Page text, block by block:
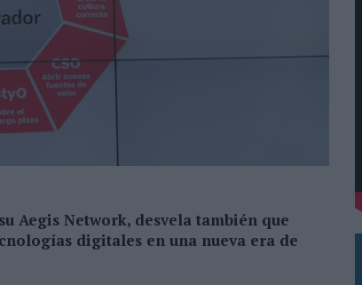
DE INCLUSIÓN
NUEVA CAMPAÑA GLOBAL DE MARCA
DEL FÚTBOL
EN SU ESTRATEGIA
Aegis Network, desvela también que
digitales en una nueva era de